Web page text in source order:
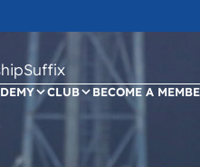
CLUB BECOME A